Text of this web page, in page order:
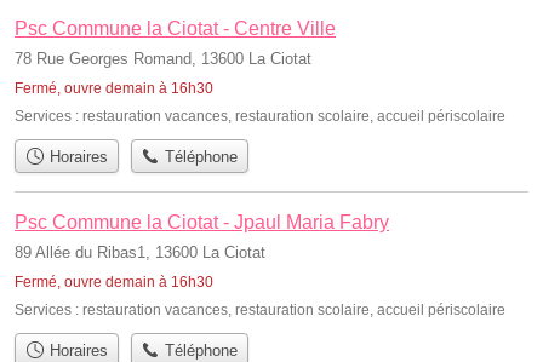
Psc Commune la Ciotat - Centre Ville
78 Rue Georges Romand, 13600 La Ciotat
Fermé, ouvre demain à 16h30
Services : restauration vacances restauration scolaire accueil périscolaire
Horaires Téléphone
Psc Commune la Ciotat - Jpaul Maria Fabry
89 Allée du Ribas1, 13600 La Ciotat
Fermé, ouvre demain à 16h30
Services : restauration vacances, restauration scolaire, accueil périscolaire
Horaires Téléphone